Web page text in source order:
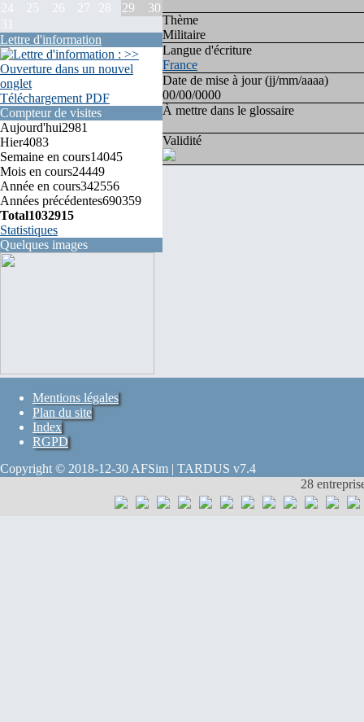
24
25 26 27 28 29
30
31
Lettre d'information
Téléchargement PDF
Compteur de visites
Aujourd'hui2981
Hier4083
Semaine en cours14045
Mois en cours24449
Année en cours342556
Années précédentes690359
Total1032915
Statistiques
Quelques images
Thème
Militaire
Langue d'écriture
France
Date de mise à jour (jj/mm/aaaa)
00/00/0000
À mettre dans le glossaire
Validité
Mentions légales
Plan du site
Index
RGPD
Copyright © 2018-12-30 AFSim | TARDUS v7.4
28